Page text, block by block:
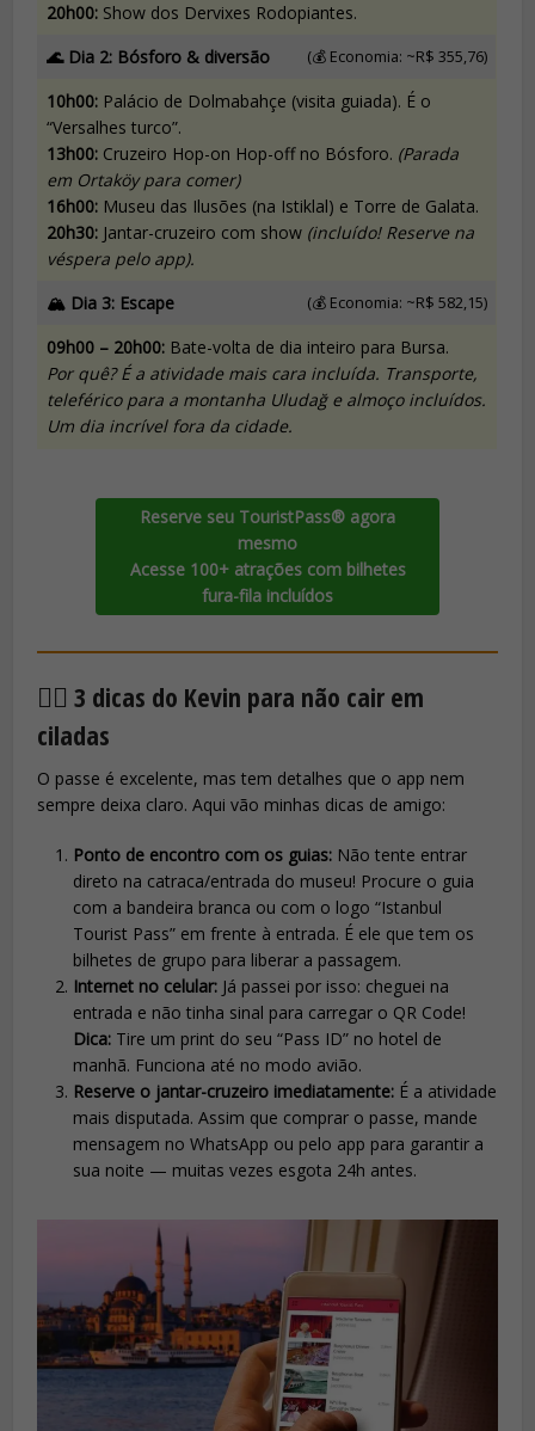
20h00: Show dos Dervixes Rodopiantes.
🌊 Dia 2: Bósforo & diversão
(💰 Economia: ~R$ 355,76)
10h00: Palácio de Dolmabahçe (visita guiada). É o
“Versalhes turco”.
13h00: Cruzeiro Hop-on Hop-off no Bósforo. (Parada
em Ortaköy para comer)
16h00: Museu das Ilusões (na Istiklal) e Torre de Galata.
20h30: Jantar-cruzeiro com show (incluído! Reserve na
véspera pelo app).
🏔️ Dia 3: Escape
(💰 Economia: ~R$ 582,15)
09h00 – 20h00: Bate-volta de dia inteiro para Bursa.
Por quê? É a atividade mais cara incluída. Transporte,
teleférico para a montanha Uludağ e almoço incluídos.
Um dia incrível fora da cidade.
Reserve seu TouristPass® agora
mesmo
Acesse 100+ atrações com bilhetes
fura-fila incluídos
🕵️‍♂️ 3 dicas do Kevin para não cair em
ciladas
O passe é excelente, mas tem detalhes que o app nem
sempre deixa claro. Aqui vão minhas dicas de amigo:
Ponto de encontro com os guias: Não tente entrar
direto na catraca/entrada do museu! Procure o guia
com a bandeira branca ou com o logo “Istanbul
Tourist Pass” em frente à entrada. É ele que tem os
bilhetes de grupo para liberar a passagem.
Internet no celular: Já passei por isso: cheguei na
entrada e não tinha sinal para carregar o QR Code!
Dica: Tire um print do seu “Pass ID” no hotel de
manhã. Funciona até no modo avião.
Reserve o jantar-cruzeiro imediatamente: É a atividade
mais disputada. Assim que comprar o passe, mande
mensagem no WhatsApp ou pelo app para garantir a
sua noite — muitas vezes esgota 24h antes.